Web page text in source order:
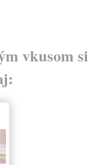
vkusom si